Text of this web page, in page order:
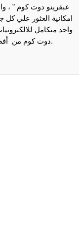
عبقرينو دوت كوم ” ،
امكانية العثور علي
واحد متكامل
دوت كوم من أفضل مواقع تسوق عبر الإنترنت في مصر.